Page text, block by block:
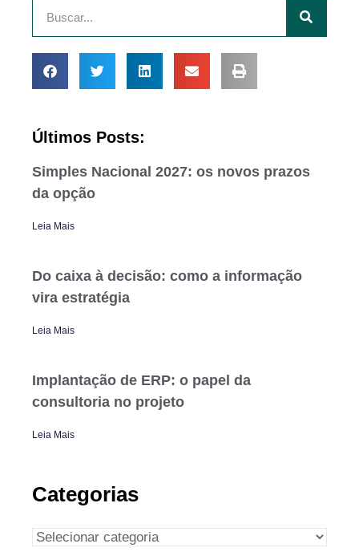
Últimos Posts:
Simples Nacional 2027: os novos prazos
da opção
Leia Mais
Do caixa à decisão: como a informação
vira estratégia
Leia Mais
Implantação de ERP: o papel da
consultoria no projeto
Leia Mais
Categorias